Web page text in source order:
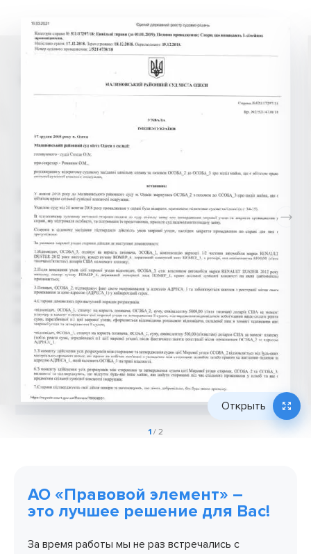
Открыть
1/ 2
АО «Правовой элемент» –
это лучшее решение для Вас!
За время работы мы не раз встречались с